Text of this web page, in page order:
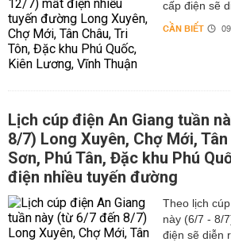
cấp điện sẽ
CẦN BIẾT
Lịch cúp điện An Giang tuần
8/7) Long Xuyên, Chợ Mới,
Sơn, Phú Tân, Đặc khu Phú
điện nhiều tuyến đường
Theo lịch
này (6/7 - 8/
điện sẽ diễn